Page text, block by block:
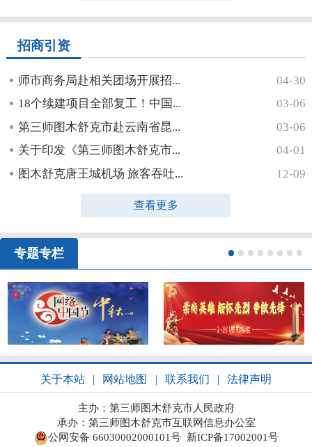
招商引资
师市商务局赴相关团场开展招...
04-30
18个续建项目全部复工！中国...
03-06
第三师图木舒克市赴云南省昆...
03-06
关于印发《第三师图木舒克市...
04-01
图木舒克唐王城机场 旅客吞吐...
12-09
查看更多
专题专栏
关于本站 | 网站地图 | 联系我们 | 法律声明
主办：第三师图木舒克市人民政府
承办：第三师图木舒克市互联网信息办公室
公网安备 66030002000101号 新ICP备17002001号